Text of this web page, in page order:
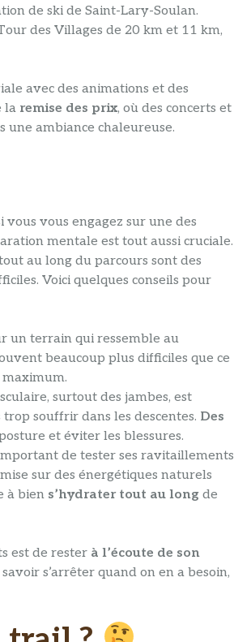
de ski de Saint-Lary-Soulan.
des Villages de 20 km et 11 km,
avec des animations et des
la remise des prix, où des concerts et
une ambiance chaleureuse.
vous engagez sur une des
mentale est tout aussi cruciale.
au long du parcours sont des
Voici quelques conseils pour
un terrain qui ressemble au
beaucoup plus difficiles que ce
maximum.
surtout des jambes, est
souffrir dans les descentes. Des
et éviter les blessures.
de tester ses ravitaillements
sur des énergétiques naturels
à bien s’hydrater tout au long de
est de rester à l’écoute de son
s’arrêter quand on en a besoin,